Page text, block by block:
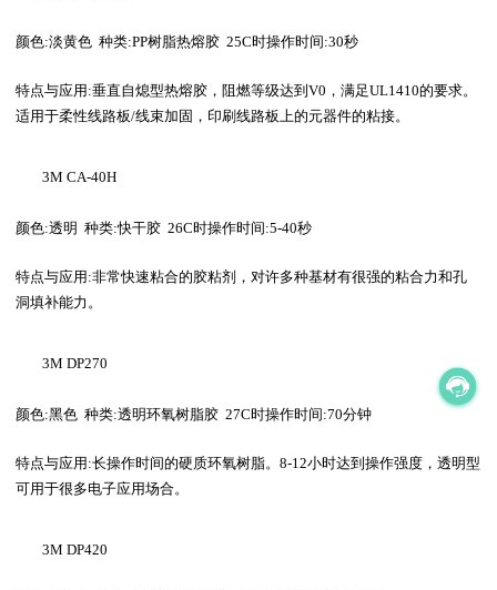
颜色:淡黄色 种类:PP树脂热熔胶 25C时操作时间:30秒
特点与应用:垂直自熄型热熔胶，阻燃等级达到V0 ，满足UL1410的要求。
适用于柔性线路板/线束加固，印刷线路板上的元器件的粘接。
3M CA-40H
颜色:透明 种类:快干胶 26C时操作时间:5-40秒
特点与应用:非常快速粘合的胶粘剂，对许多种基材有很强的粘合力和孔
洞填补能力。
3M DP270
颜色:黑色 种类:透明环氧树脂胶 27C时操作时间:70分钟
特点与应用:长操作时间的硬质环氧树脂。8-12小时达到操作强度，透明型
可用于很多电子应用场合。
3M DP420